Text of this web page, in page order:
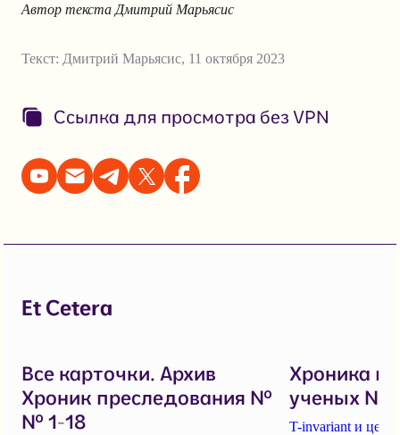
Автор текста Дмитрий Марьясис
Текст: Дмитрий Марьясис, 11 октября 2023
Ссылка для просмотра без VPN
Et Cetera
Все карточки. Архив
Хроник преследования №
№ 1-18
Хроника
ученых №
T-invariant и